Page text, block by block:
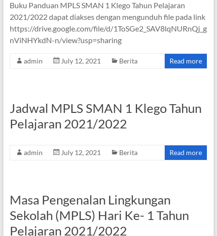
Buku Panduan MPLS SMAN 1 Klego Tahun Pelajaran
2021/2022 dapat diakses dengan mengunduh file pada link
https://drive.google.com/file/d/1ToSGe2_SAV8lqNURnQj_g
nViNHYkdN-n/view?usp=sharing
admin July 12, 2021 Berita Read more
Jadwal MPLS SMAN 1 Klego Tahun
Pelajaran 2021/2022
admin July 12, 2021 Berita Read more
Masa Pengenalan Lingkungan
Sekolah (MPLS) Hari Ke- 1 Tahun
Pelajaran 2021/2022